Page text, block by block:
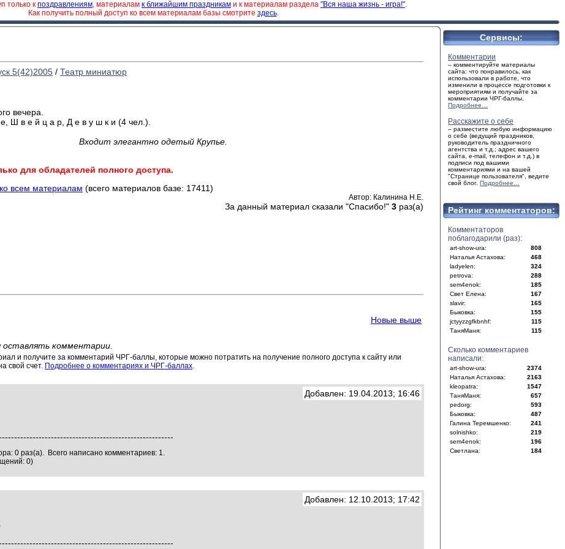
только к поздравлениям, материалам к ближайшим праздникам и к материалам раздела "Вся наша жизнь - игра!".
Как получить полный доступ ко всем материалам базы смотрите здесь.
5(42)2005 / Театр миниатюр
вечера.
Ш в е й ц а р, Д е в у ш к и (4 чел.).
Входит элегантно одетый Крупье.
для обладателей полного доступа.
всем материалам (всего материалов базе: 17411)
Автор: Калинина Н.Е.
За данный материал сказали "Спасибо!" 3 раз(а)
Новые выше
комментарии.
и получите за комментарий ЧРГ-баллы, которые можно потратить на получение полного доступа к сайту или
свой счет. Подробнее о комментариях и ЧРГ-баллах.
Добавлен: 19.04.2013; 16:46
0 раз(а). Всего написано комментариев: 1.
0)
Добавлен: 12.10.2013; 17:42
Сервисы:
Комментарии
– комментируйте материалы
сайта: что понравилось, как
использовали в работе, что
изменили в процессе подготовки к
мероприятиям и получайте за
комментарии ЧРГ-баллы.
Подробнее…
Расскажите о себе
– разместите любую информацию
о себе (ведущий праздников,
руководитель праздничного
агентства и т.д.; адрес вашего
сайта, e-mail, телефон и т.д.) в
подписи под вашими
комментариями и на вашей
"Странице пользователя", ведите
свой блог. Подробнее…
Рейтинг комментаторов:
Комментаторов
поблагодарили (раз):
art-show-ura:
808
Наталья Астахова:
468
ladyelen:
324
petrova:
288
sem4enok:
185
Свет Елена:
167
slavir:
165
Быковка:
155
jctyyzzgfkbnhf:
115
ТаняМаня:
115
Сколько комментариев
написали:
art-show-ura:
2374
Наталья Астахова:
2163
kleopatra:
1547
ТаняМаня:
657
pedorg:
593
Быковка:
487
Галина Теремшенко:
241
solnishko:
219
sem4enok:
196
Светлана:
184